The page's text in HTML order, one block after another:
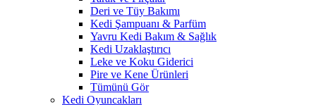
Deri ve Tüy Bakımı
Kedi Şampuanı & Parfüm
Yavru Kedi Bakım & Sağlık
Kedi Uzaklaştırıcı
Leke ve Koku Giderici
Pire ve Kene Ürünleri
Tümünü Gör
Kedi Oyuncakları